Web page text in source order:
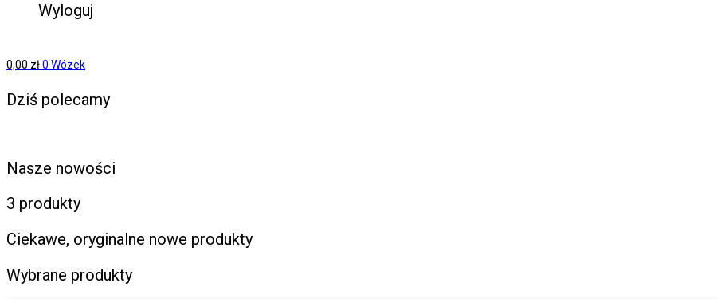
Wyloguj
0,00 zł0 Wózek
Dziś polecamy
Nasze nowości
3 produkty
Ciekawe, oryginalne nowe produkty
Wybrane produkty